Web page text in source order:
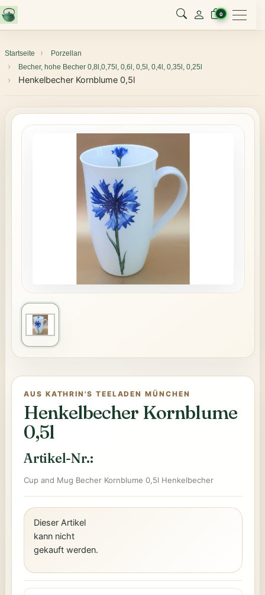
0 Menu
Startseite
Porzellan
Becher, hohe Becher 0,8l,0,75l, 0,6l, 0,5l, 0,4l, 0,35l, 0,25l
Henkelbecher Kornblume 0,5l
AUS KATHRIN'S TEELADEN MÜNCHEN
Henkelbecher Kornblume
0,5l
Artikel-Nr.:
Cup and Mug Becher Kornblume 0,5l Henkelbecher
Dieser Artikel
kann nicht
gekauft werden.